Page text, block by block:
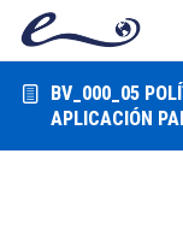
BV_000_05
APLICACIÓN